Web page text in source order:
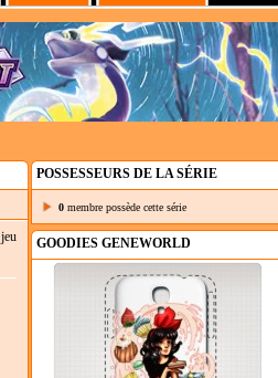
POSSESSEURS DE LA SÉRIE
0 membre possède cette série
GOODIES GENEWORLD